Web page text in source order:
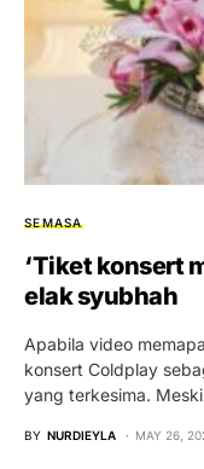
SEMASA
‘Tiket konsert
elak syubhah
Apabila video
konsert Coldplay
yang terkesima.
BY NURDIEYLA MAY 26,